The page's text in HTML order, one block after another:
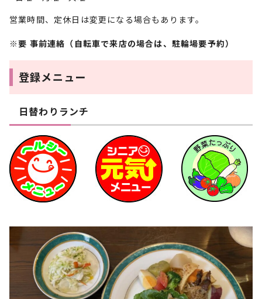
営業時間、定休日は変更になる場合もあります。
※要 事前連絡（自転車で来店の場合は、駐輪場要予約）
登録メニュー
日替わりランチ